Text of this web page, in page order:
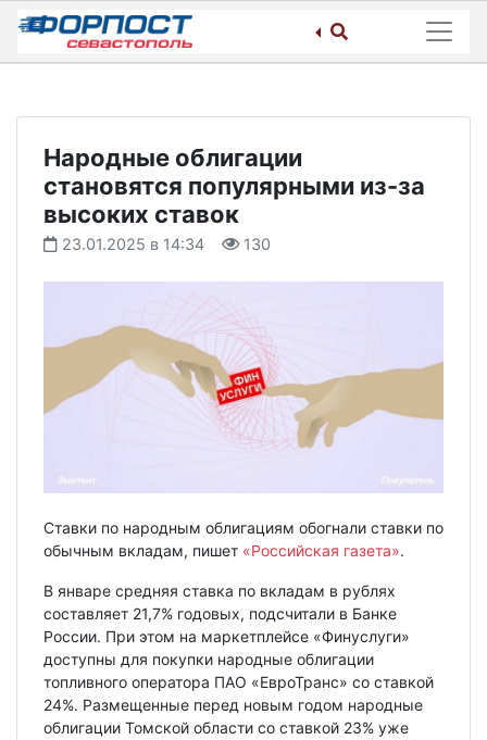
Skip
content
Народные облигации
становятся популярными из-за
высоких ставок
23.01.2025 в 14:34 130
Ставки по народным облигациям обогнали ставки по
обычным вкладам, пишет «Российская газета».
В январе средняя ставка по вкладам в рублях
составляет 21,7% годовых, подсчитали в Банке
России. При этом на маркетплейсе «Финуслуги»
доступны для покупки народные облигации
топливного оператора ПАО «ЕвроТранс» со ставкой
24%. Размещенные перед новым годом народные
облигации Томской области со ставкой 23% уже